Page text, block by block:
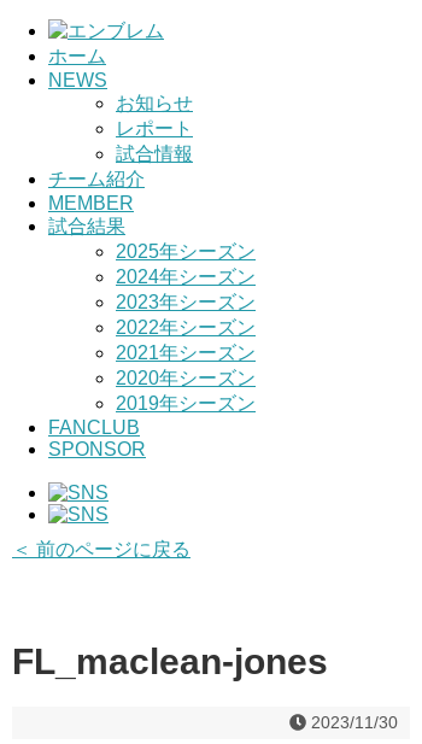
ホーム
NEWS
お知らせ
レポート
試合情報
チーム紹介
MEMBER
試合結果
2025年シーズン
2024年シーズン
2023年シーズン
2022年シーズン
2021年シーズン
2020年シーズン
2019年シーズン
FANCLUB
SPONSOR
＜ 前のページに戻る
FL_maclean-jones
2023/11/30
HOME
チーム紹介
選手・スタッフ紹介